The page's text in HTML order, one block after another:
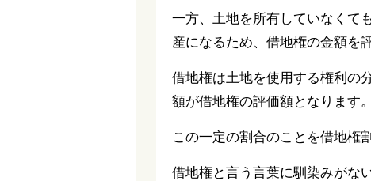
一方、土地を所有していなくて
産になるため、借地権の金額を
借地権は土地を使用する権利の
額が借地権の評価額となります。
この一定の割合のことを借地権
借地権と言う言葉に馴染みがな